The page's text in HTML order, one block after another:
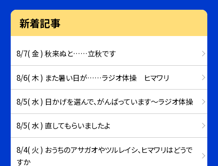
新着記事
8/7( 金 ) 秋来ぬと……立秋です
8/6( 木 ) また暑い日が……ラジオ体操 ヒマワリ
8/5( 水 ) 日かげを選んで、がんばっています～ラジオ体操
8/5( 水 ) 直してもらいましたよ
8/4( 火 ) おうちのアサガオやツルレイシ、ヒマワリはどうで
すか